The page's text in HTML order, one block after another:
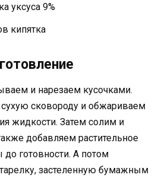
уксуса 9%
кипятка
и нарезаем кусочками.
сковороду и обжариваем
жидкости. Затем солим и
добавляем растительное
готовности. А потом
застеленную бумажным